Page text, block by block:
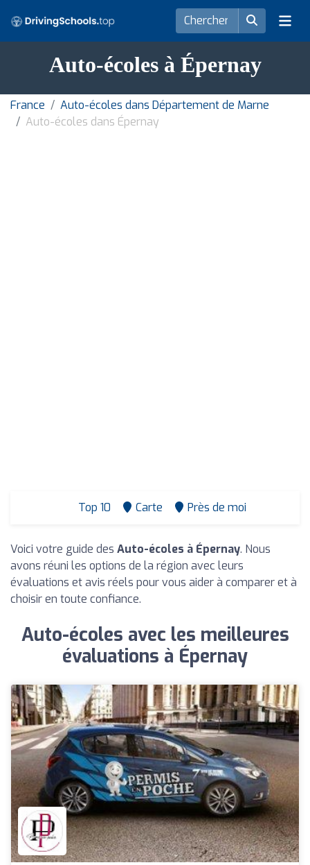
Auto-écoles à Épernay
France
Auto-écoles dans Département de Marne
Auto-écoles dans Épernay
Top 10 Carte Près de moi
Voici votre guide des Auto-écoles à Épernay. Nous
avons réuni les options de la région avec leurs
évaluations et avis réels pour vous aider à comparer et à
choisir en toute confiance.
Auto-écoles avec les meilleures
évaluations à Épernay